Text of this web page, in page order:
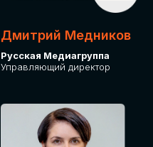
Дмитрий Медников
Русская Медиагруппа
Управляющий директор